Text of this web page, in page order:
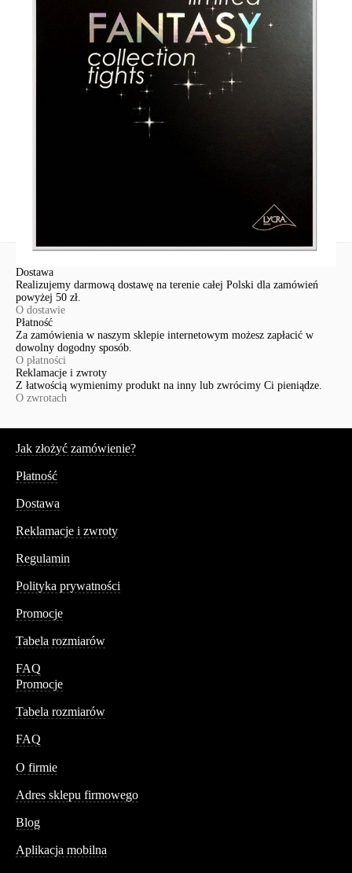
poliamid 92%, elastan 8%
Udostępnij produkt
Podmiot odpowiedzialny
EuroTrade Tex Sp z o.o.
91-341, Łódź, Polska
+48 500-503-636
Ten produkt nie ma pytań Możesz zadać pytanie, klikając przycisk
Dostawa
Realizujemy darmową dostawę na terenie całej Polski dla zamówień
powyżej 50 zł.
O dostawie
Płatność
Za zamówienia w naszym sklepie internetowym możesz zapłacić w
dowolny dogodny sposób.
O płatności
Reklamacje i zwroty
Z łatwością wymienimy produkt na inny lub zwrócimy Ci pieniądze.
O zwrotach
Jak złożyć zamówienie?
Płatność
Dostawa
Reklamacje i zwroty
Regulamin
Polityka prywatności
Promocje
Tabela rozmiarów
FAQ
Promocje
Tabela rozmiarów
FAQ
O firmie
Adres sklepu firmowego
Blog
Aplikacja mobilna